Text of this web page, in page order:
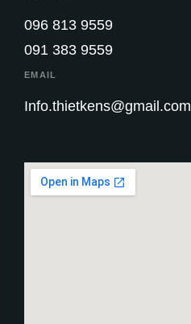
096 813 9559
091 383 9559
EMAIL
Info.thietkens@gmail.com